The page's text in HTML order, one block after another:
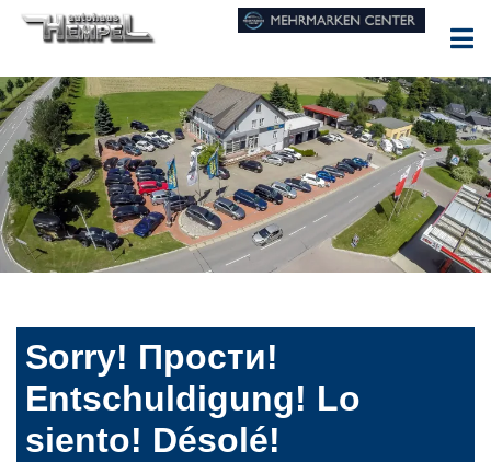
Sorry! Прости!
Entschuldigung! Lo
siento! Désolé!